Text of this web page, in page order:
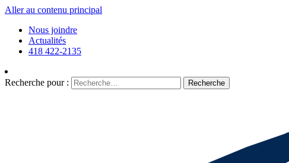
Aller au contenu principal
Nous joindre
Actualités
418 422-2135
Recherche pour : Recherche